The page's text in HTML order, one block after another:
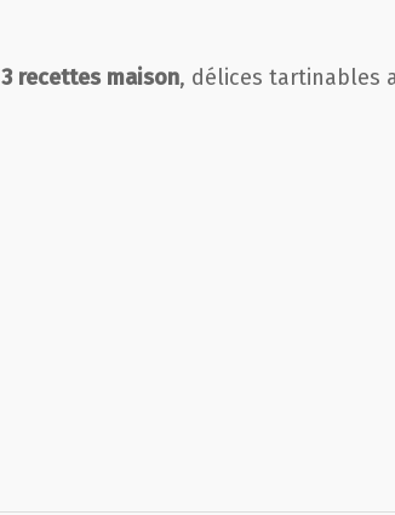
3 recettes maison, délices tartinables